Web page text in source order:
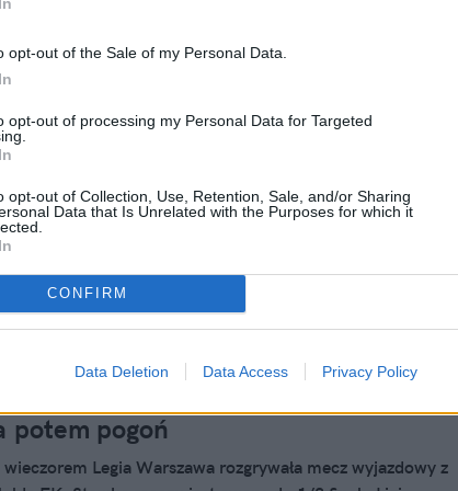
opt-out of the Sale of my Personal Data.
opt-out of processing my Personal Data for Targeted
opt-out of Collection, Use, Retention, Sale, and/or Sharing
Data that Is Unrelated with the Purposes for which it
CONFIRM
Data Deletion Data Access Privacy Policy
2024, 07:05
i Legia dały czadu! Tak wygląda
Konferencji, lepsza tylko Chelsea
i Legia Warszawa idą jak burza w Lidze
Po kolejnych zwycięstwach zajmują miejsca w czołówce
jedynie Chelsea. Polskie drużyny dzięki wygranej są na
do awansu do fazy pucharowej!
potem pogoń
Legia Warszawa rozgrywała mecz wyjazdowy z